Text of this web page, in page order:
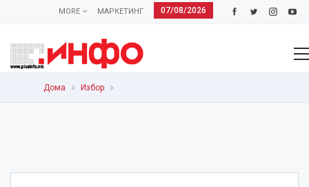
07/08/2026
МАРКЕТИНГ
MORE
Дома Избор